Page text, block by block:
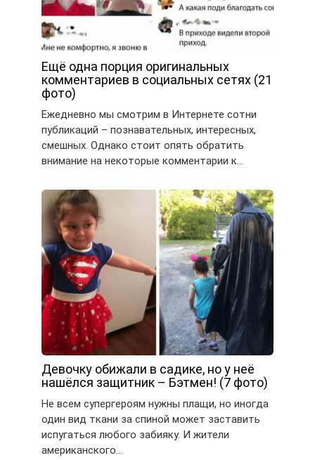
Ещё одна порция оригинальных
комментариев в социальных сетях (21
фото)
Ежедневно мы смотрим в Интернете сотни
публикаций – познавательных, интересных,
смешных. Однако стоит опять обратить
внимание на некоторые комментарии к…
Девочку обижали в садике, но у неё
нашёлся защитник – Бэтмен! (7 фото)
Не всем супергероям нужны плащи, но иногда
один вид ткани за спиной может заставить
испугаться любого забияку. И жители
американского…